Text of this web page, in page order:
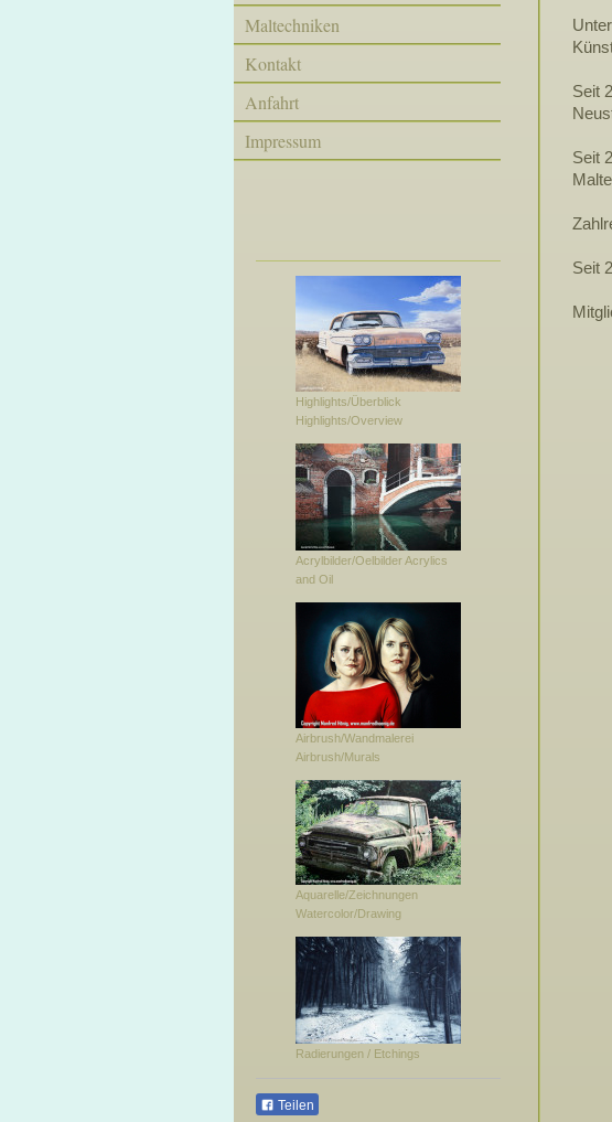
Seit
Seit
Seit
Maltechniken
Kontakt
Anfahrt
Impressum
Highlights/Überblick
Highlights/Overview
Acrylbilder/Oelbilder Acrylics
and Oil
Airbrush/Wandmalerei
Airbrush/Murals
Aquarelle/Zeichnungen
Watercolor/Drawing
Radierungen / Etchings
Teilen